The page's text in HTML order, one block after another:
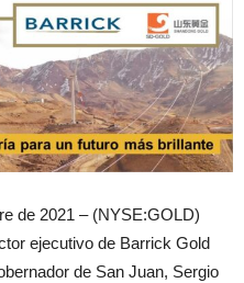
de 2021 – (NYSE:GOLD)
ejecutivo de Barrick Gold
de San Juan, Sergio